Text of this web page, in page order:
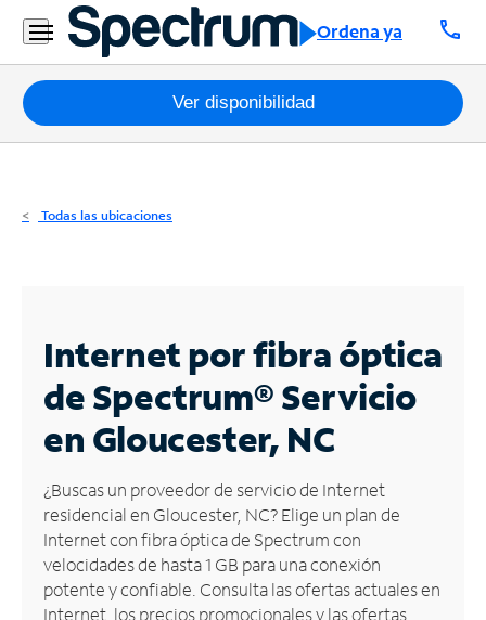
Ordena ya call
Residencial
Business
Paquetes
Internet
Business
Contáctanos
Inglés
Administrar
cuenta
Encuentra
una
Ver disponibilidad
Todas las ubicaciones
Internet por fibra óptica
de Spectrum®Servicio
en Gloucester, NC
¿Buscas un proveedor de servicio de Internet
residencial en Gloucester, NC? Elige un plan de
Internet con fibra óptica de Spectrum con
velocidades de hasta 1 GB para una conexión
potente y confiable. Consulta las ofertas actuales en
Internet, los precios promocionales y las ofertas